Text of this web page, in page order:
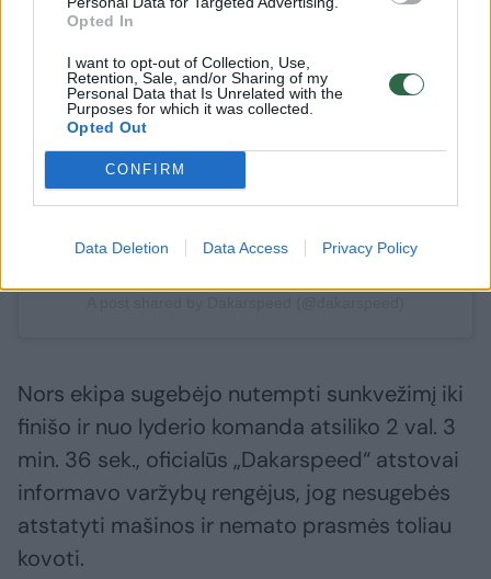
Opted In
I want to opt-out of Collection, Use,
Retention, Sale, and/or Sharing of my
Personal Data that Is Unrelated with the
Purposes for which it was collected.
Opted Out
CONFIRM
Data Deletion Data Access Privacy Policy
Nors ekipa sugebėjo nutempti sunkvežimį iki
finišo ir nuo lyderio komanda atsiliko 2 val. 3
min. 36 sek., oficialūs „Dakarspeed“ atstovai
informavo varžybų rengėjus, jog nesugebės
atstatyti mašinos ir nemato prasmės toliau
kovoti.